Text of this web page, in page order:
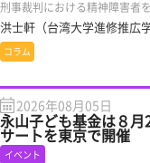
刑事裁判における精神障害者
洪士軒（台湾大学進修推広
コラム
2026年08月05日
永山子ども基金は８
サートを東京で開催
イベント